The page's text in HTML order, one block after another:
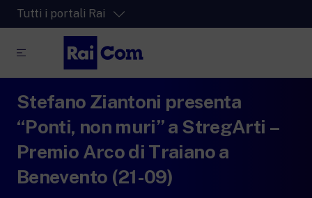
Tutti i portali Rai
RaiPlay
La piattaforma digitale dei canali Radio
Rai.
RaiPlay Sound
Stefano Ziantoni presenta
“Ponti, non muri” a StregArti –
Premio Arco di Traiano a
Benevento (21-09)